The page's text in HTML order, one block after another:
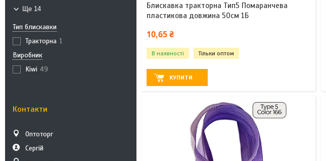
Ще 14
Тип блискавки
Тракторна 1
Виробник
Kiwi 49
Контакти
Оптоторг
Сергій
Блискавка тракторна Тип5 Помаранчева
пластикова довжина 50см 1Б
10,65 ₴
В наявності Тільки оптом
КУПИТИ